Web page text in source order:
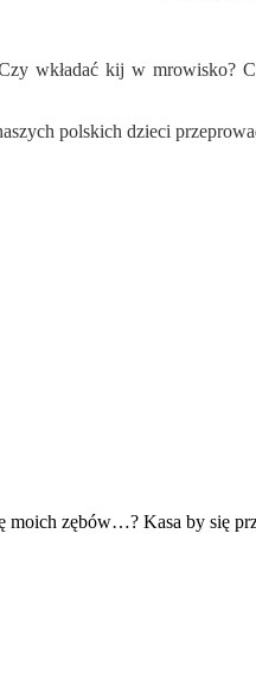
Czy wkładać kij w
polskich dzieci
moich zębów…? Kasa by się